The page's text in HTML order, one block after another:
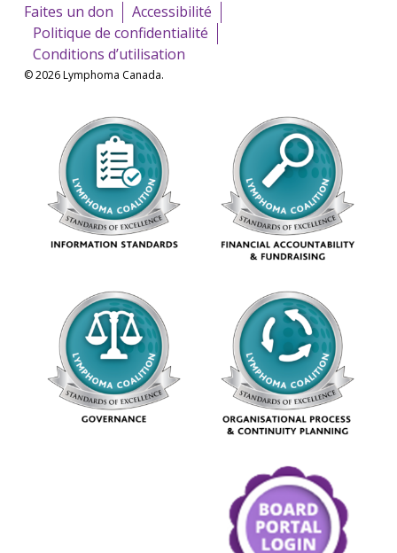
Faites un don
Accessibilité
Politique de confidentialité
Conditions d’utilisation
© 2026 Lymphoma Canada.